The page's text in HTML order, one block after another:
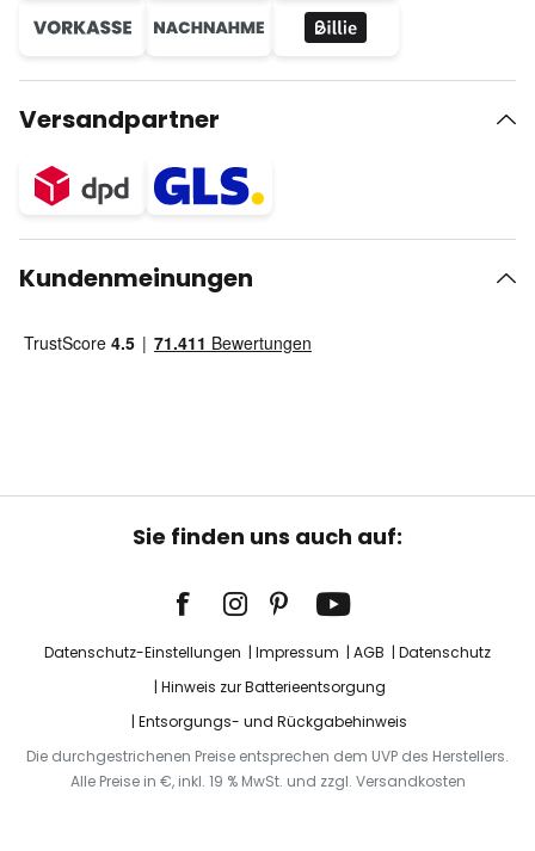
Versandpartner
Kundenmeinungen
Sie finden uns auch auf:
Datenschutz-Einstellungen Impressum AGB
Datenschutz
Hinweis zur Batterieentsorgung
Entsorgungs- und Rückgabehinweis
Die durchgestrichenen Preise entsprechen dem UVP des Herstellers.
Alle Preise in €, inkl. 19 % MwSt. und zzgl. Versandkosten